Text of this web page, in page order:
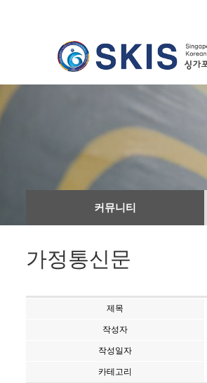
커뮤니티
가정통신문
제목
작성자
작성일자
카테고리